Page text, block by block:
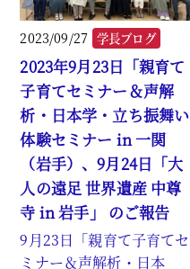
2023/09/27 学長ブログ
2023年9月23日「親育て
子育てセミナー＆声解
析・日本学・立ち振舞い
体験セミナー in 一関
（岩手）、9月24日「大
人の遠足 世界遺産 中尊
寺 in 岩手」 のご報告
9月23日「親育て子育てセ
ミナー＆声解析・日本